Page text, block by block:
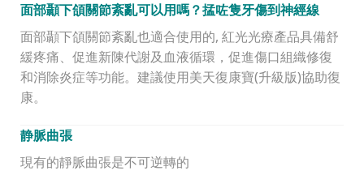
面部顳下頜關節紊亂可以用嗎？掹咗隻牙傷到神經線
面部顳下頜關節紊亂也適合使用的, 紅光光療產品具備舒
緩疼痛、促進新陳代謝及血液循環，促進傷口組織修復
和消除炎症等功能。建議使用美天復康寶(升級版)協助復
康。
静脈曲張
現有的靜脈曲張是不可逆轉的